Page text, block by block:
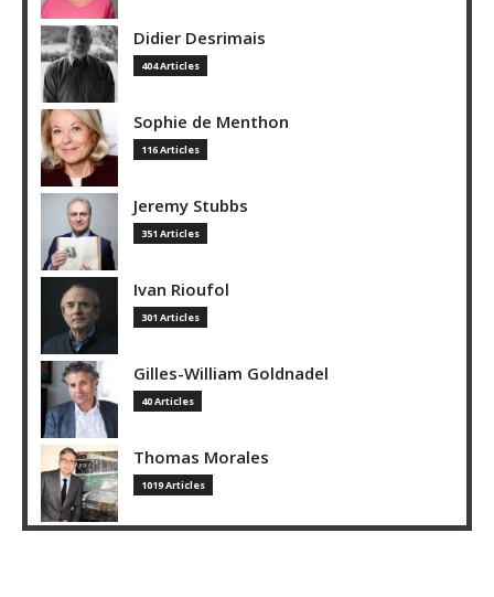
Didier Desrimais
404 Articles
Sophie de Menthon
116 Articles
Jeremy Stubbs
351 Articles
Ivan Rioufol
301 Articles
Gilles-William Goldnadel
40 Articles
Thomas Morales
1019 Articles